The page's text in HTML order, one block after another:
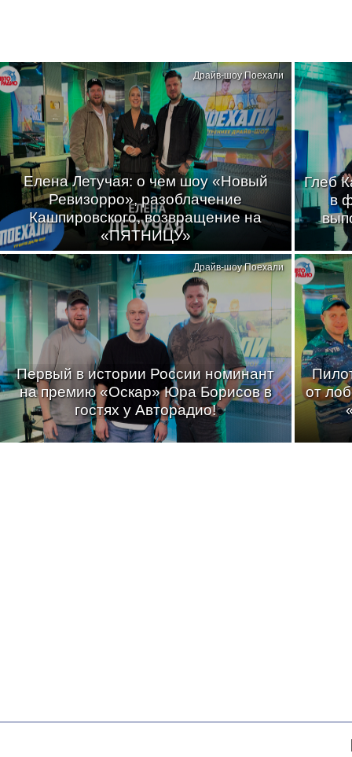
Елена Летучая: о чем шоу «Новый
Ревизорро», разоблачение
Кашпировского, возвращение на
«ПЯТНИЦУ»
Драйв-шоу Поехали
Глеб
в
Первый в истории России номинант
на премию «Оскар» Юра Борисов в
гостях у Авторадио!
Драйв-шоу Поехали
от